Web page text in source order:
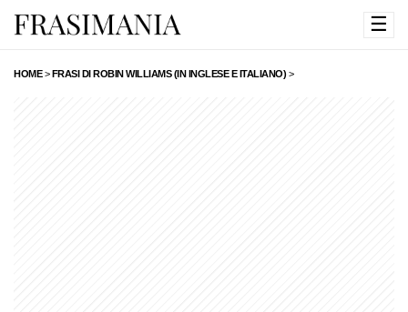
☰
HOME>FRASI DI ROBIN WILLIAMS (IN INGLESE E ITALIANO) >